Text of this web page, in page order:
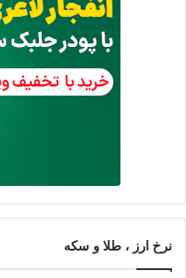
نرخ ارز ، طلا و سکه